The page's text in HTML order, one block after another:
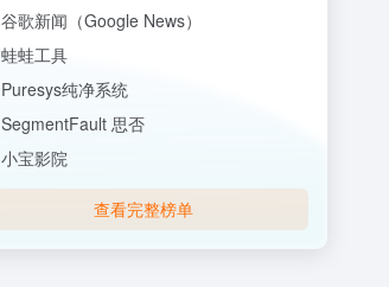
谷歌新闻（Google News）
蛙蛙工具
Puresys纯净系统
SegmentFault 思否
小宝影院
查看完整榜单